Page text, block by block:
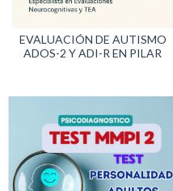
EVALUACIÓN DE AUTISMO
ADOS-2 Y ADI-R EN PILAR